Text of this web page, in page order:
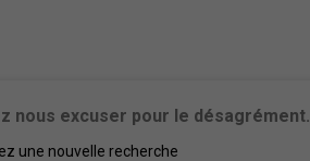
nous excuser pour le désagrément.
une nouvelle recherche